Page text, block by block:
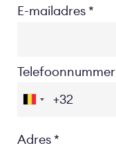
E-mailadres
Telefoonnummer
Location
Adres